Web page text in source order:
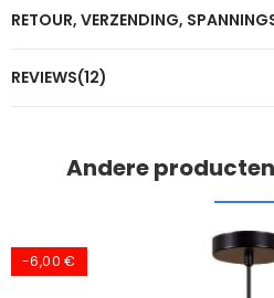
RETOUR, VERZENDING,
REVIEWS(12)
Andere
-6,00 €